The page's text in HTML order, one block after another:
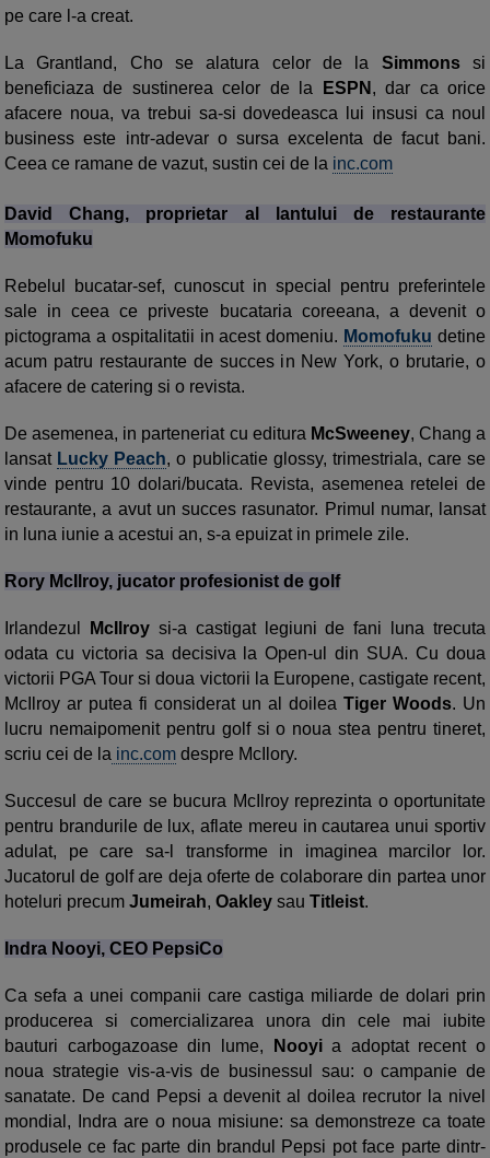
pe care l-a creat.
La Grantland, Cho se alatura celor de la Simmonssi
beneficiaza de sustinerea celor de la
ESPN , dar ca orice
afacere noua, va trebui sa-si dovedeasca lui insusi ca noul
business este intr-adevar o sursa excelenta de facut bani.
Ceea ce ramane de vazut, sustin cei de la inc.com
David Chang, proprietar al lantului de restaurante
Momofuku
Rebelul bucatar-sef, cunoscut in special pentru preferintele
sale in ceea ce priveste bucataria coreeana, a devenit o
pictograma a ospitalitatii in acest domeniu. Momofuku detine
acum patru restaurante de succes in New York, o brutarie, o
afacere de catering si o revista.
De asemenea, in parteneriat cu editura McSweeney, Chang a
lansat Lucky Peach, o publicatie glossy, trimestriala, care se
vinde pentru 10 dolari/bucata. Revista, asemenea retelei de
restaurante, a avut un succes rasunator. Primul numar, lansat
in luna iunie a acestui an, s-a epuizat in primele zile.
Rory McIlroy, jucator profesionist de golf
Irlandezul McIlroysi-a castigat legiuni de fani luna trecuta
odata cu victoria sa decisiva la Open-ul din SUA. Cu doua
victorii PGA Tour si doua victorii la Europene, castigate recent,
McIlroy ar putea fi considerat un al doilea Tiger Woods. Un
lucru nemaipomenit pentru golf si o noua stea pentru tineret,
scriu cei de la inc.com despre McIlory.
Succesul de care se bucura McIlroy reprezinta o oportunitate
pentru brandurile de lux, aflate mereu in cautarea unui sportiv
adulat, pe care sa-l transforme in imaginea marcilor lor.
Jucatorul de golf are deja oferte de colaborare din partea unor
hoteluri precum Jumeirah, Oakley sau Titleist.
Indra Nooyi, CEO PepsiCo
Ca sefa a unei companii care castiga miliarde de dolari prin
producerea si comercializarea unora din cele mai iubite
bauturi carbogazoase din lume, Nooyia adoptat recent o
noua strategie vis-a-vis de businessul sau: o campanie de
sanatate. De cand Pepsi a devenit al doilea recrutor la nivel
mondial, Indra are o noua misiune: sa demonstreze ca toate
produsele ce fac parte din brandul Pepsi pot face parte dintr-